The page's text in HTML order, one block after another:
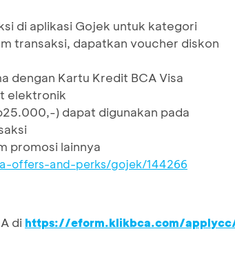
di aplikasi Gojek untuk kategori
transaksi, dapatkan voucher diskon
dengan Kartu Kredit BCA Visa
elektronik
) dapat digunakan pada
promosi lainnya
offers-and-perks/gojek/144266
di https://eform.klikbca.com/